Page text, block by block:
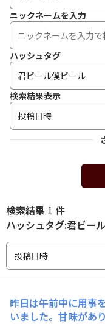
ニックネームを入力
ハッシュタグ
検索結果表示
投稿日時
検索結果 1 件
ハッシュタグ:君ビー
投稿日時
昨日は午前中に用事
いました。甘味があ